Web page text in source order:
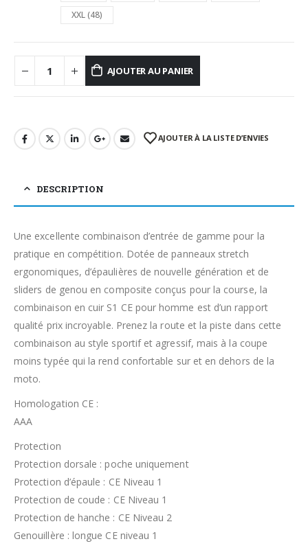
XXL (48)
AJOUTER AU PANIER
AJOUTER À LA LISTE D’ENVIES
DESCRIPTION
Une excellente combinaison d’entrée de gamme pour la
pratique en compétition. Dotée de panneaux stretch
ergonomiques, d’épaulières de nouvelle génération et de
sliders de genou en composite conçus pour la course, la
combinaison en cuir S1 CE pour homme est d’un rapport
qualité prix incroyable. Prenez la route et la piste dans cette
combinaison au style sportif et agressif, mais à la coupe
moins typée qui la rend confortable sur et en dehors de la
moto.
Homologation CE :
AAA
Protection
Protection dorsale : poche uniquement
Protection d’épaule : CE Niveau 1
Protection de coude : CE Niveau 1
Protection de hanche : CE Niveau 2
Genouillère : longue CE niveau 1